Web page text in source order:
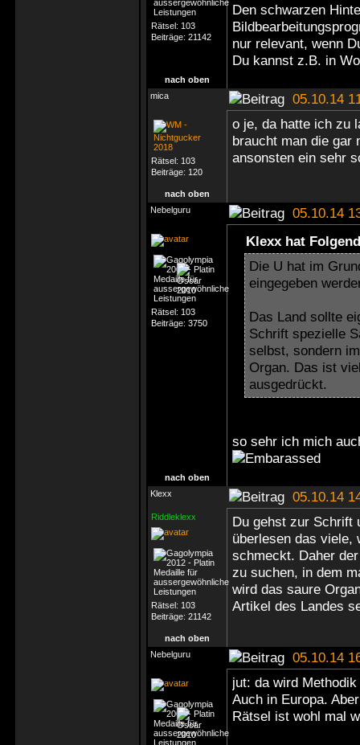
Rätsel: 103
Beiträge: 21142
Den schwarzen
nur relevant, wenn
Du kannst z.B. in
nach oben
mica
05.10.14
Rätsel: 103
Beiträge: 120
o je, da hatte ich zu
braucht man die gar
ansonsten ein sehr
nach oben
Nebelguru
05.10.14
Rätsel: 103
Beiträge: 3750
Klexx hat
Die U hat im
eingegeben
Das Land sollte
Schrift spezielle
selbst, sondern
Organ. Das ist
ausgedrückt.
so sehr ich mich
nach oben
Klexx
05.10.14
Riddleklexx
Rätsel: 103
Beiträge: 21142
Du gehst zur Schrift
überlesen das viele,
schmeckt. Daher
zu suchen, in dem
wird das saure
Artikel des Landes
nach oben
Nebelguru
05.10.14
jut: da wird
Auch in Europa.
Rätsel ist wohl